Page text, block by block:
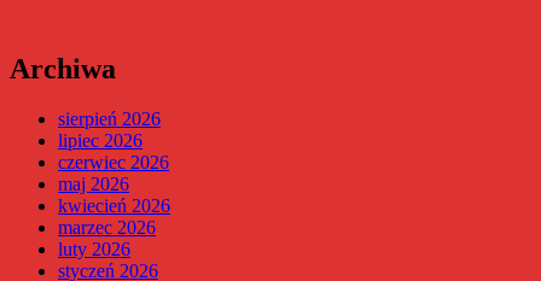
Archiwa
sierpień 2026
lipiec 2026
czerwiec 2026
maj 2026
kwiecień 2026
marzec 2026
luty 2026
styczeń 2026